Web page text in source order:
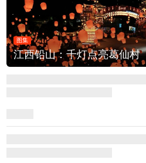
图集
上海：七彩稻田画迎